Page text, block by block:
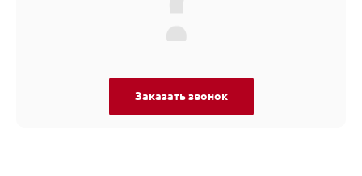
Заказать звонок